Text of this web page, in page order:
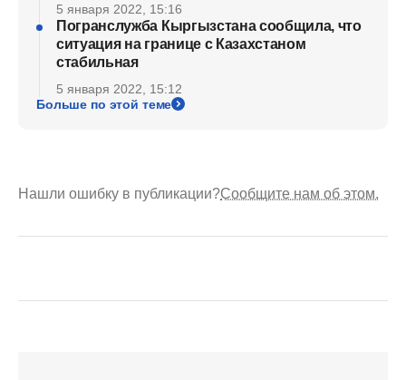
5 января 2022, 15:16
Погранслужба Кыргызстана сообщила, что
ситуация на границе с Казахстаном
стабильная
5 января 2022, 15:12
Больше по этой теме
Нашли ошибку в публикации?Сообщите нам об этом.